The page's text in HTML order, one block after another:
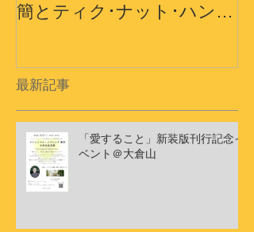
簡とティク･ナット･ハン師
最新記事
「愛すること」新装版刊行記念イ
ベント＠大倉山